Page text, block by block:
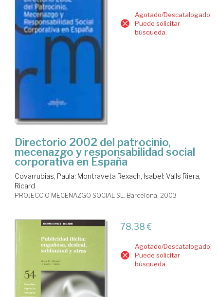
Agotado/Descatalogado.
Puede solicitar
búsqueda.
Directorio 2002 del patrocinio,
mecenazgo y responsabilidad social
corporativa en España
Covarrubias, Paula; Montraveta Rexach, Isabel ; Valls Riera,
Ricard
PROJECCIO MECENAZGO SOCIAL SL. Barcelona, 2003
78,38 €
Agotado/Descatalogado.
Puede solicitar
búsqueda.